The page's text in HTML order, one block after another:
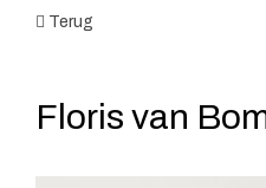
Terug
Floris van